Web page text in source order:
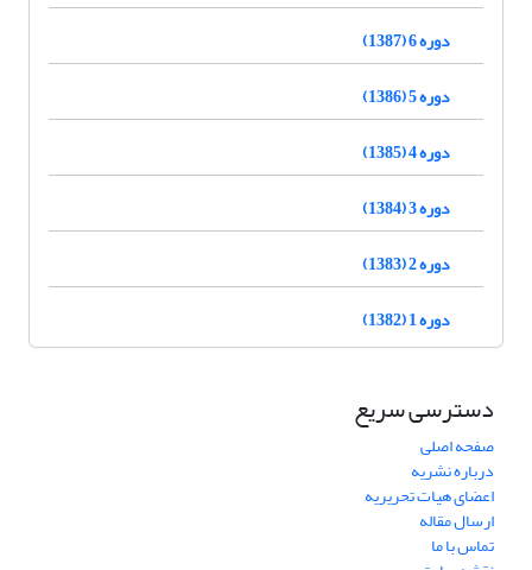
دوره 6 (1387)
دوره 5 (1386)
دوره 4 (1385)
دوره 3 (1384)
دوره 2 (1383)
دوره 1 (1382)
دسترسی سریع
صفحه اصلی
درباره نشریه
اعضای هیات تحریریه
ارسال مقاله
تماس با ما